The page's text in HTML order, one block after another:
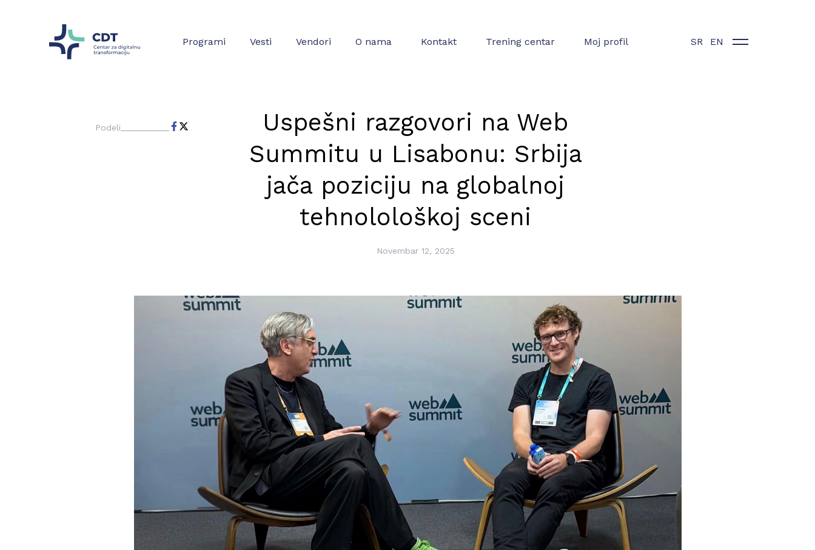
Programi Vesti Vendori O nama Kontakt Trening centar Moj profil SR EN
Uspešni razgovori na Web
Summitu u Lisabonu: Srbija
jača poziciju na globalnoj
tehnolološkoj sceni
Novembar 12, 2025
Podeli